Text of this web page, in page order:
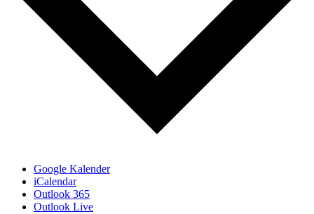
Google Kalender
iCalendar
Outlook 365
Outlook Live